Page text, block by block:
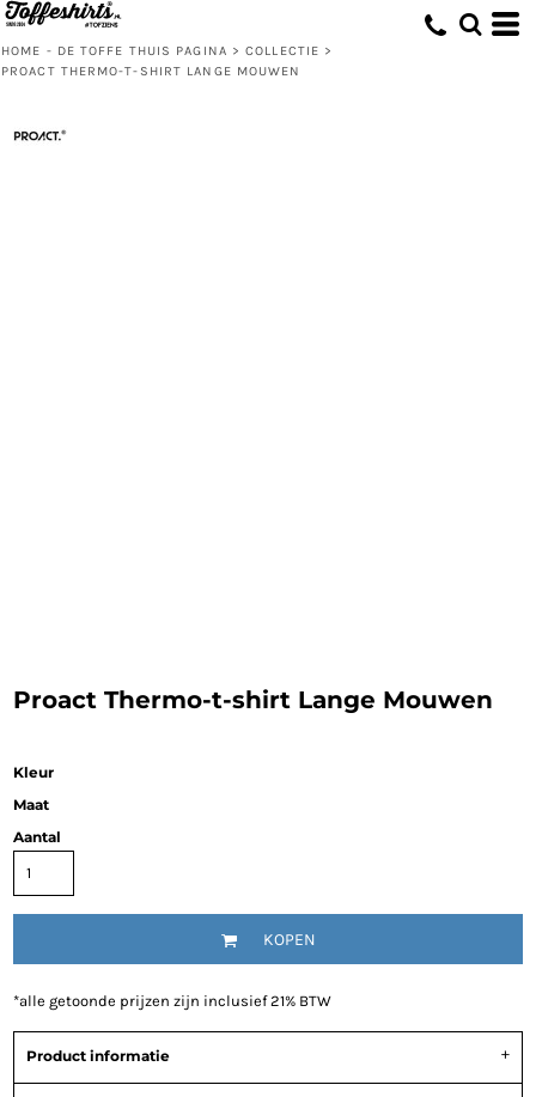
HOME - DE TOFFE THUIS PAGINA > COLLECTIE >
PROACT THERMO-T-SHIRT LANGE MOUWEN
Proact Thermo-t-shirt Lange Mouwen
Kleur
Maat
Aantal
KOPEN
*alle getoonde prijzen zijn inclusief 21% BTW
Product informatie